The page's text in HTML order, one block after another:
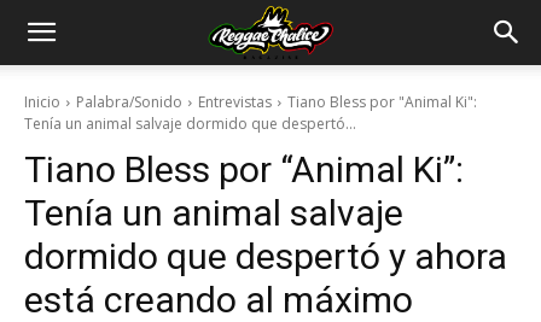
Inicio Palabra/Sonido Entrevistas
Tiano Bless por "Animal Ki":
Tenía un animal salvaje dormido que despertó...
Tiano Bless por “Animal Ki”:
Tenía un animal salvaje
dormido que despertó y ahora
está creando al máximo